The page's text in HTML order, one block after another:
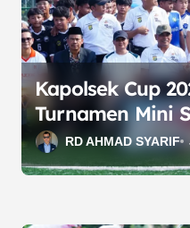
Kapolsek Cup
Turnamen Mini
Semarakkan
RD AHMAD SYARIF